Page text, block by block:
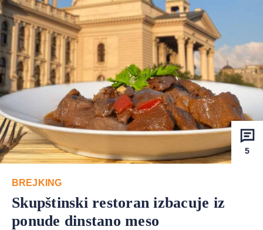
5
BREJKING
Skupštinski restoran izbacuje iz
ponude dinstano meso